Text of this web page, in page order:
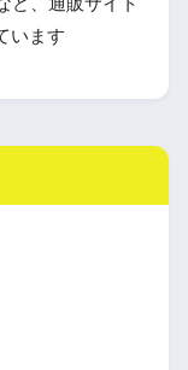
います